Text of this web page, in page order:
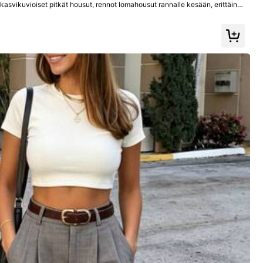
Kaikki tuotteet
Urheilu ja ulkoilu Korut ja kellot
pitkät housut, rennot lomahousut rannalle kesään, erittäin p